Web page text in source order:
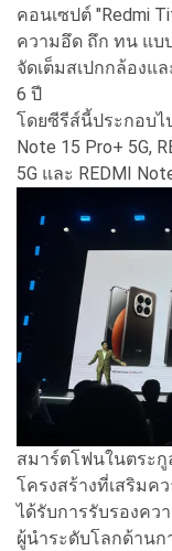
คอนเซปต์ "Redmi
ความอึด ถึก ทน แบ
จัดเต็มสเปกกล้องแ
6 ปี
โดยซีรีส์นี้ประกอบไ
Note 15 Pro+ 5G,
5G และ REDMI
สมาร์ตโฟนในตระกู
โครงสร้างที่เสริมค
ได้รับการรับรองคว
ผู้นำระดับโลกด้าน